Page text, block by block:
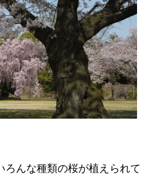
ろんな種類の桜が植えられて